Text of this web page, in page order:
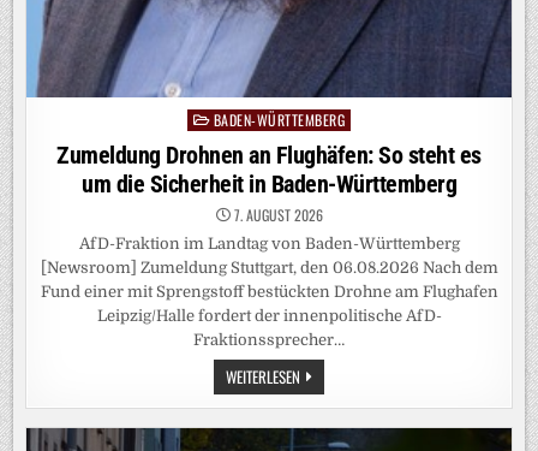
Posted
in
BADEN-WÜRTTEMBERG
Zumeldung Drohnen an Flughäfen: So steht es
um die Sicherheit in Baden-Württemberg
7. AUGUST 2026
AfD-Fraktion im Landtag von Baden-Württemberg
[Newsroom] Zumeldung Stuttgart, den 06.08.2026 Nach dem
Fund einer mit Sprengstoff bestückten Drohne am Flughafen
Leipzig/Halle fordert der innenpolitische AfD-
Fraktionssprecher…
WEITERLESEN ZUMELDUNG
DROHNEN
AN
SO